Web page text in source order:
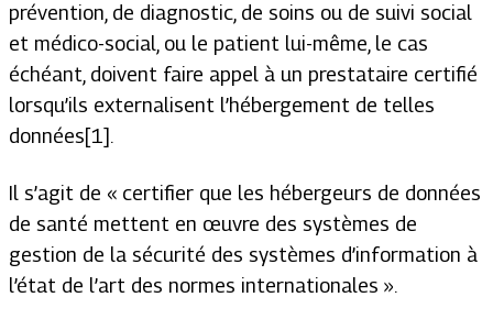
prévention, de diagnostic, de soins ou de suivi social
et médico-social, ou le patient lui-même, le cas
échéant, doivent faire appel à un prestataire certifié
lorsqu’ils externalisent l’hébergement de telles
données[1].
Il s’agit de « certifier que les hébergeurs de données
de santé mettent en œuvre des systèmes de
gestion de la sécurité des systèmes d’information à
l’état de l’art des normes internationales ».